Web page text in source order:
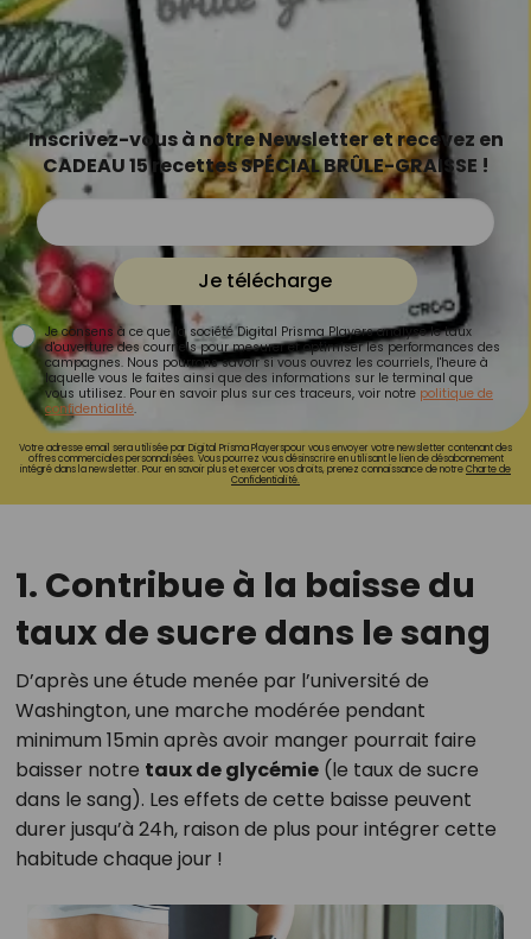
Inscrivez-vous à notre Newsletter et recevez en
CADEAU 15 recettes SPÉCIAL BRÛLE-GRAISSE !
Je télécharge
Je consens à ce que la société Digital Prisma Players analyse le taux
d'ouverture des courriels pour mesurer et optimiser les performances des
campagnes. Nous pourrons savoir si vous ouvrez les courriels, l'heure à
laquelle vous le faites ainsi que des informations sur le terminal que
vous utilisez. Pour en savoir plus sur ces traceurs, voir notre politique de
confidentialité.
Votre adresse email sera utilisée par Digital Prisma Playerspour vous envoyer votre newsletter contenant des
offres commerciales personnalisées. Vous pourrez vous désinscrire en utilisant le lien de désabonnement
intégré dans la newsletter. Pour en savoir plus et exercer vos droits, prenez connaissance de notreCharte de
Confidentialité.
1. Contribue à la baisse du
taux de sucre dans le sang
D’après une étude menée par l’université de
Washington, une marche modérée pendant
minimum 15min après avoir manger pourrait faire
baisser notre taux de glycémie(le taux de sucre
dans le sang). Les effets de cette baisse peuvent
durer jusqu’à 24h, raison de plus pour intégrer cette
habitude chaque jour !